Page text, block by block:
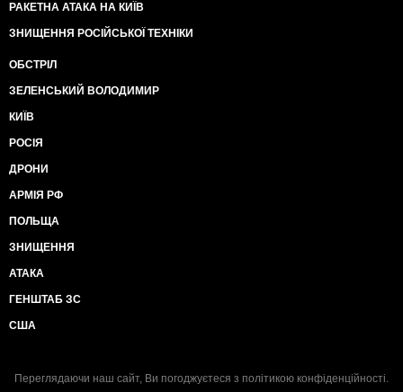
РАКЕТНА АТАКА НА КИЇВ
ЗНИЩЕННЯ РОСІЙСЬКОЇ ТЕХНІКИ
ОБСТРІЛ
ЗЕЛЕНСЬКИЙ ВОЛОДИМИР
КИЇВ
РОСІЯ
ДРОНИ
АРМІЯ РФ
ПОЛЬЩА
ЗНИЩЕННЯ
АТАКА
ГЕНШТАБ ЗС
США
Переглядаючи наш сайт, Ви погоджуєтеся з політикою конфіденційності.